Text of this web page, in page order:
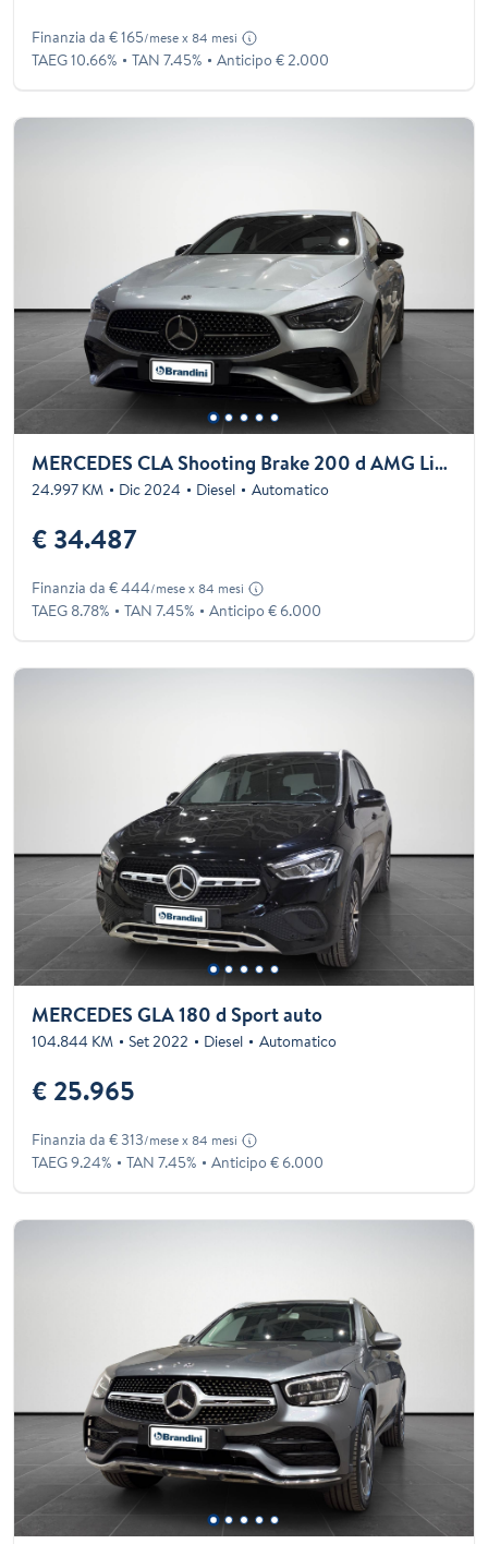
Finanzia da € 165/mese x 84 mesi
TAEG 10.66% TAN 7.45% Anticipo € 2.000
MERCEDES CLA Shooting Brake 200 d AMG Line Advanced Plus auto
24.997 KM Dic 2024 Diesel Automatico
€ 34.487
Finanzia da € 444/mese x 84 mesi
TAEG 8.78% TAN 7.45% Anticipo € 6.000
MERCEDES GLA 180 d Sport auto
104.844 KM Set 2022 Diesel Automatico
€ 25.965
Finanzia da € 313/mese x 84 mesi
TAEG 9.24% TAN 7.45% Anticipo € 6.000